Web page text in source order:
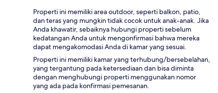
Properti ini memiliki area outdoor, seperti balkon, patio,
dan teras yang mungkin tidak cocok untuk anak-anak. Jika
Anda khawatir, sebaiknya hubungi properti sebelum
kedatangan Anda untuk mengonfirmasi bahwa mereka
dapat mengakomodasi Anda di kamar yang sesuai.
Properti ini memiliki kamar yang terhubung/bersebelahan,
yang tergantung pada ketersediaan dan bisa diminta
dengan menghubungi properti menggunakan nomor
yang ada pada konfirmasi pemesanan.